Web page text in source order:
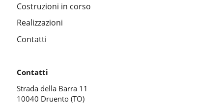
Costruzioni in corso
Realizzazioni
Contatti
Contatti
Strada della Barra 11
10040 Druento (TO)